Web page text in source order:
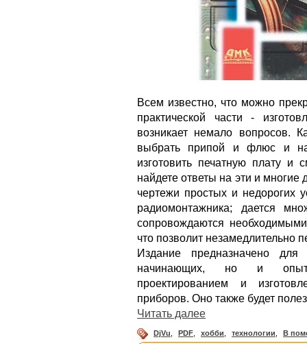
Всем известно, что можно
практической части -
возникает немало вопросов.
выбрать припой и флюс и
изготовить печатную плату и
найдете ответы на эти и
чертежи простых и недорогих
радиомонтажника; дается
сопровождаются
что позволит незамедлительно
Издание предназначено
начинающих, но и
проектированием и
приборов. Оно также будет
Читать далее
DjVu PDF хобби технологии В